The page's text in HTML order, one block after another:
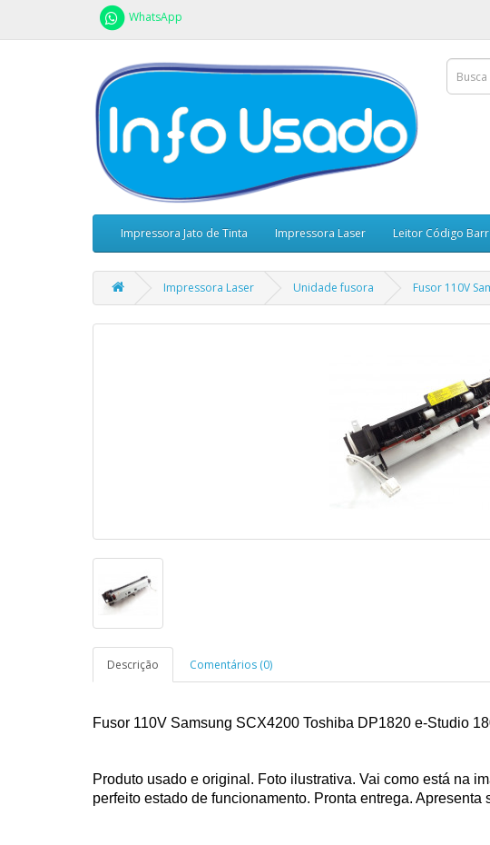
WhatsApp
Impressora Jato de Tinta Impressora Laser Leitor Código
Impressora Laser Unidade fusora Fusor 110V
Descrição Comentários (0)
Fusor 110V Samsung SCX4200 Toshiba DP1820 e-Studio
Produto usado e original. Foto ilustrativa. Vai como está na
perfeito estado de funcionamento. Pronta entrega. Apresenta